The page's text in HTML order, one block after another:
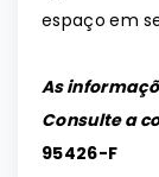
espaço em
As
Consulte a
95426-F